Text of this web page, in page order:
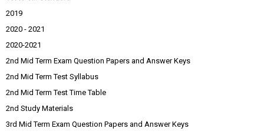
2019
2020 - 2021
2020-2021
2nd Mid Term Exam Question Papers and Answer Keys
2nd Mid Term Test Syllabus
2nd Mid Term Test Time Table
2nd Study Materials
3rd Mid Term Exam Question Papers and Answer Keys